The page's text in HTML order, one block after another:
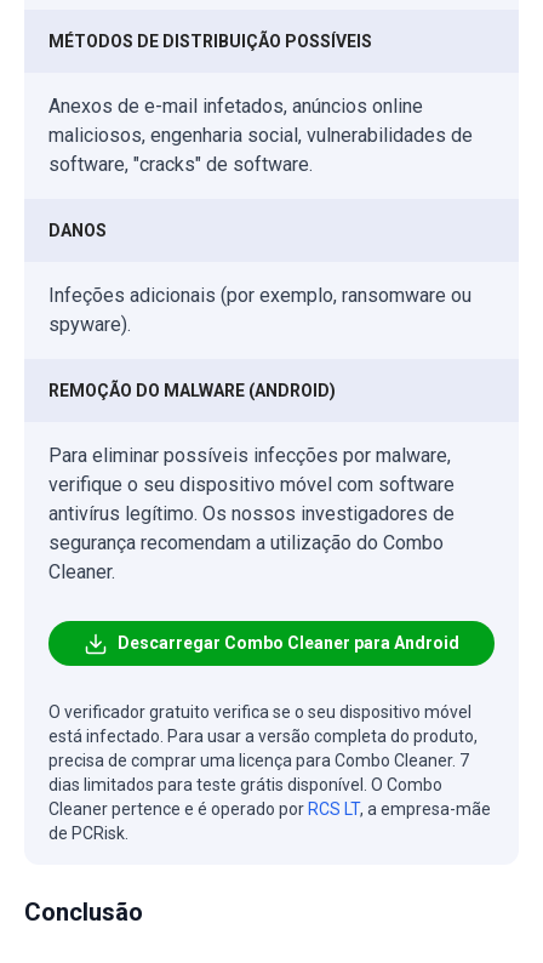
MÉTODOS DE DISTRIBUIÇÃO POSSÍVEIS
Anexos de e-mail infetados, anúncios online
maliciosos, engenharia social, vulnerabilidades de
software, "cracks" de software.
DANOS
Infeções adicionais (por exemplo, ransomware ou
spyware).
REMOÇÃO DO MALWARE (ANDROID)
Para eliminar possíveis infecções por malware,
verifique o seu dispositivo móvel com software
antivírus legítimo. Os nossos investigadores de
segurança recomendam a utilização do Combo
Cleaner.
Descarregar Combo Cleaner para Android
O verificador gratuito verifica se o seu dispositivo móvel
está infectado. Para usar a versão completa do produto,
precisa de comprar uma licença para Combo Cleaner. 7
dias limitados para teste grátis disponível. O Combo
Cleaner pertence e é operado por RCS LT, a empresa-mãe
de PCRisk.
Conclusão